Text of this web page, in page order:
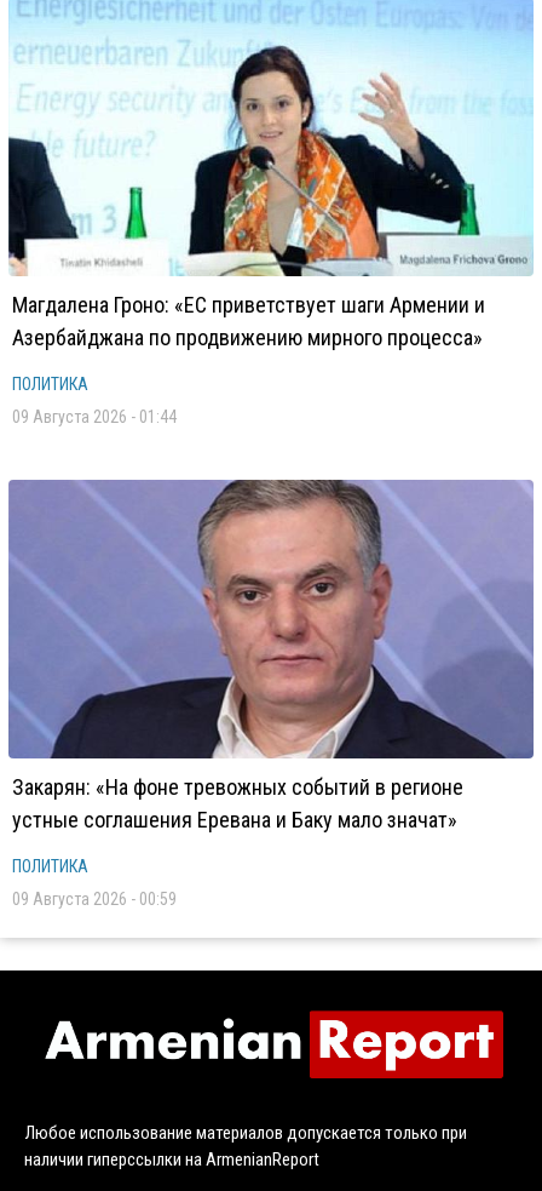
Магдалена Гроно: «ЕС приветствует шаги Армении и
Азербайджана по продвижению мирного процесса»
ПОЛИТИКА
09 Августа 2026 - 01:44
Закарян: «На фоне тревожных событий в регионе
устные соглашения Еревана и Баку мало значат»
ПОЛИТИКА
09 Августа 2026 - 00:59
Любое использование материалов допускается только при
наличии гиперссылки на ArmenianReport